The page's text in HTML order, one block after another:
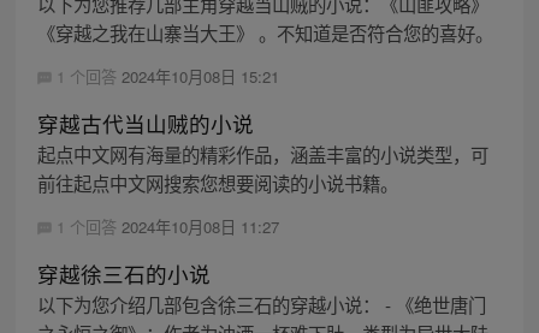
《穿越之我在山寨当大王》 。不知道是否符合您的喜好。
1 个回答 2024年10月08日 15:21
穿越古代当山贼的小说
起点中文网有海量的精彩作品，涵盖丰富的小说类型，可
前往起点中文网搜索您想要阅读的小说书籍。
1 个回答 2024年10月08日 11:27
穿越徐三石的小说
以下为您介绍几部包含徐三石的穿越小说： - 《绝世唐门